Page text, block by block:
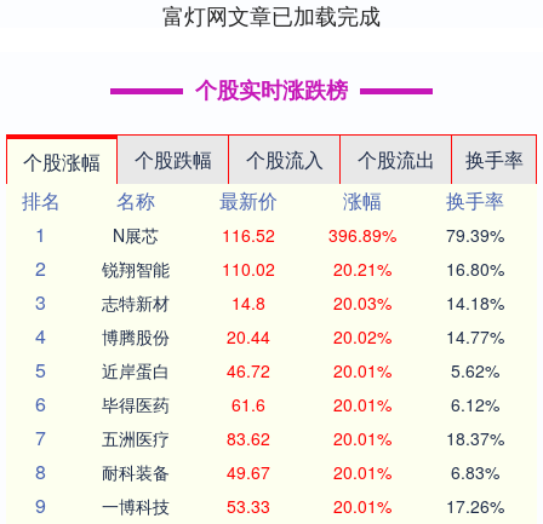
富灯网文章已加载完成
个股实时涨跌榜
个股涨幅 个股跌幅 个股流入 个股流出
换手率
排名
名称 最新价 涨幅
换手率
1
N展芯 116.52 396.89% 79.39%
2 锐翔智能 110.02 20.21% 16.80%
3 志特新材 14.8 20.03% 14.18%
4 博腾股份 20.44 20.02% 14.77%
5 近岸蛋白 46.72 20.01% 5.62%
6 毕得医药 61.6 20.01% 6.12%
7 五洲医疗 83.62 20.01% 18.37%
8 耐科装备 49.67 20.01% 6.83%
9 一博科技 53.33 20.01% 17.26%